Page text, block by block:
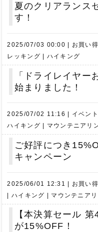
夏のクリアランス
す！
2025/07/03 00:00 お買い
レッキング
ハイキング
「ドライレイヤー
始まりました！
2025/07/02 11:16 イベント
ハイキング
マウンテニアリ
ご好評につき
キャンペーン
2025/06/01 12:31 お買い
ハイキング
マウンテニア
【本決算セール
が15%OFF！